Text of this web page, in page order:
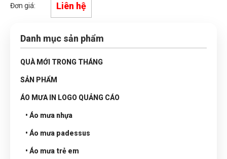
Đơn giá: Liên hệ
Danh mục sản phẩm
QUÀ MỚI TRONG THÁNG
SẢN PHẨM
ÁO MƯA IN LOGO QUẢNG CÁO
• Áo mưa nhựa
• Áo mưa padessus
• Áo mưa trẻ em